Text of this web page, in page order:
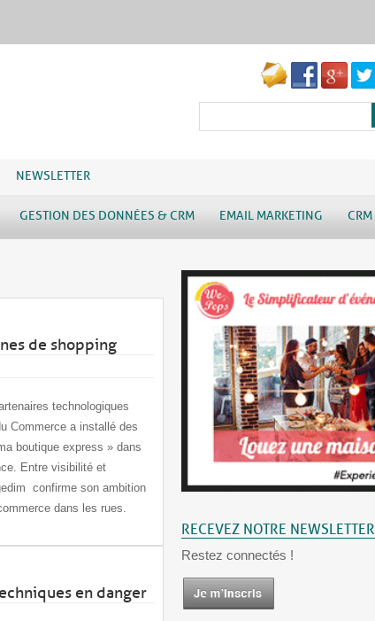
NEWSLETTER
GESTION DES DONNÉES & CRM EMAIL MARKETING CRM
de shopping
technologiques
Commerce a installé des
boutique express » dans
Entre visibilité et
confirme son ambition
dans les rues.
en danger
RECEVEZ NOTRE NEWSLETTER
Restez connectés !